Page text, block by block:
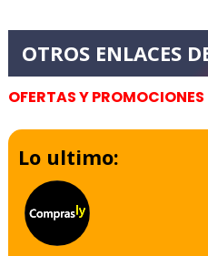
OFERTAS Y PROMOCIONES
Lo ultimo: